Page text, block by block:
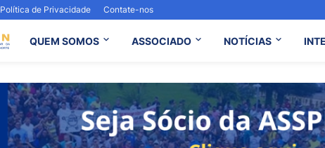
Política de Privacidade Contate-nos
QUEM SOMOS ASSOCIADO NOTÍCIAS